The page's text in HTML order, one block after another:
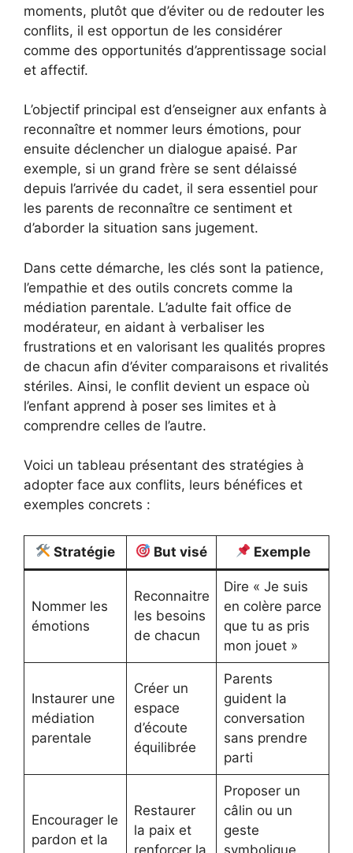
moments, plutôt que d’éviter ou de redouter les
conflits, il est opportun de les considérer
comme des opportunités d’apprentissage social
et affectif.
L’objectif principal est d’enseigner aux enfants à
reconnaître et nommer leurs émotions, pour
ensuite déclencher un dialogue apaisé. Par
exemple, si un grand frère se sent délaissé
depuis l’arrivée du cadet, il sera essentiel pour
les parents de reconnaître ce sentiment et
d’aborder la situation sans jugement.
Dans cette démarche, les clés sont la patience,
l’empathie et des outils concrets comme la
médiation parentale. L’adulte fait office de
modérateur, en aidant à verbaliser les
frustrations et en valorisant les qualités propres
de chacun afin d’éviter comparaisons et rivalités
stériles. Ainsi, le conflit devient un espace où
l’enfant apprend à poser ses limites et à
comprendre celles de l’autre.
Voici un tableau présentant des stratégies à
adopter face aux conflits, leurs bénéfices et
exemples concrets :
Stratégie But visé Exemple
Nommer les
émotions
Reconnaitre
les besoins
de chacun
Dire « Je suis
en colère parce
que tu as pris
mon jouet »
Instaurer une
médiation
parentale
Créer un
espace
d’écoute
équilibrée
Parents
guident la
conversation
sans prendre
parti
Encourager le
pardon et la
Restaurer
la paix et
renforcer la
Proposer un
câlin ou un
geste
symbolique